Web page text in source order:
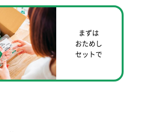
まずは
おためし
セットで